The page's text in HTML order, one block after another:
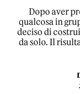
Dopo aver
qualcosa in
deciso di
da solo. Il